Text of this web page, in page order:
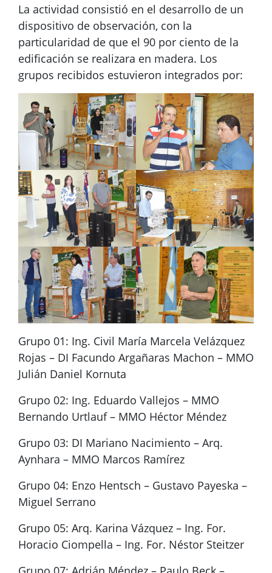
La actividad consistió en el desarrollo de un
dispositivo de observación, con la
particularidad de que el 90 por ciento de la
edificación se realizara en madera. Los
grupos recibidos estuvieron integrados por:
Grupo 01: Ing. Civil María Marcela Velázquez
Rojas – DI Facundo Argañaras Machon – MMO
Julián Daniel Kornuta
Grupo 02: Ing. Eduardo Vallejos – MMO
Bernando Urtlauf – MMO Héctor Méndez
Grupo 03: DI Mariano Nacimiento – Arq.
Aynhara – MMO Marcos Ramírez
Grupo 04: Enzo Hentsch – Gustavo Payeska –
Miguel Serrano
Grupo 05: Arq. Karina Vázquez – Ing. For.
Horacio Ciompella – Ing. For. Néstor Steitzer